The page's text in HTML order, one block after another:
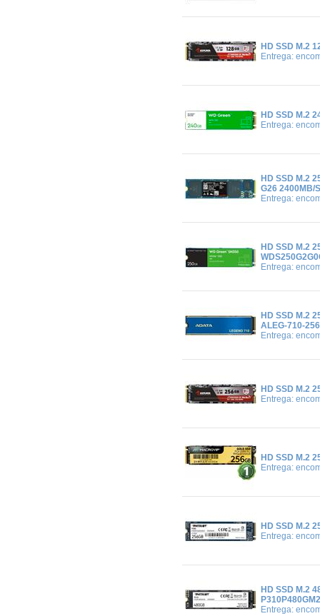
HD SSD M.2
Entrega:
HD SSD M.2
Entrega:
HD SSD M.2
G26 2400MB/S
Entrega:
HD SSD M.2
Entrega:
HD SSD M.2
ALEG-710-
Entrega:
HD SSD M.2
Entrega:
HD SSD M.2
Entrega:
HD SSD M.2
Entrega:
HD SSD M.2
Entrega: